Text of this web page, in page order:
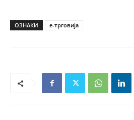
ОЗНАКИ е-трговија